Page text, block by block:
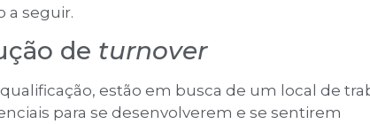
a seguir.
de turnover
estão em busca de um local de
para se desenvolverem e se sentirem